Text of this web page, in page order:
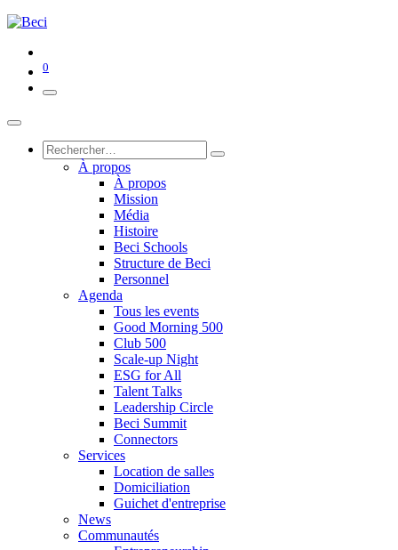
0
À propos
À propos
Mission
Média
Histoire
Beci Schools
Structure de Beci
Personnel
Agenda
Tous les events
Good Morning 500
Club 500
Scale-up Night
ESG for All
Talent Talks
Leadership Circle
Beci Summit
Connectors
Services
Location de salles
Domiciliation
Guichet d'entreprise
News
Communautés